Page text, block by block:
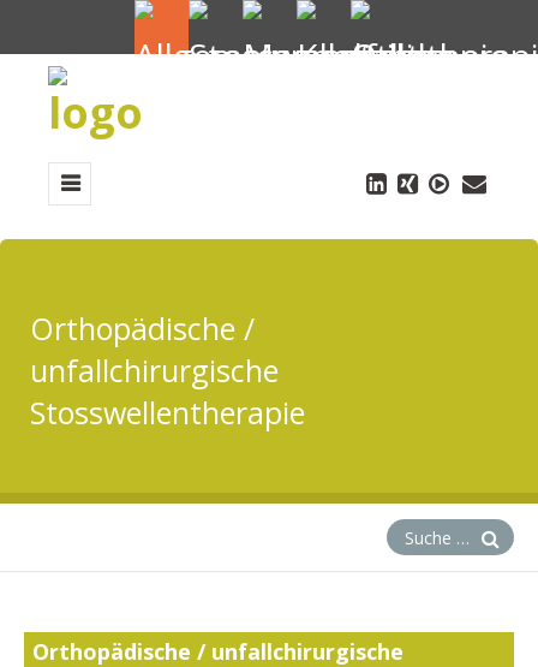
Orthopädische /
unfallchirurgische
Stosswellentherapie
Orthopädische / unfallchirurgische